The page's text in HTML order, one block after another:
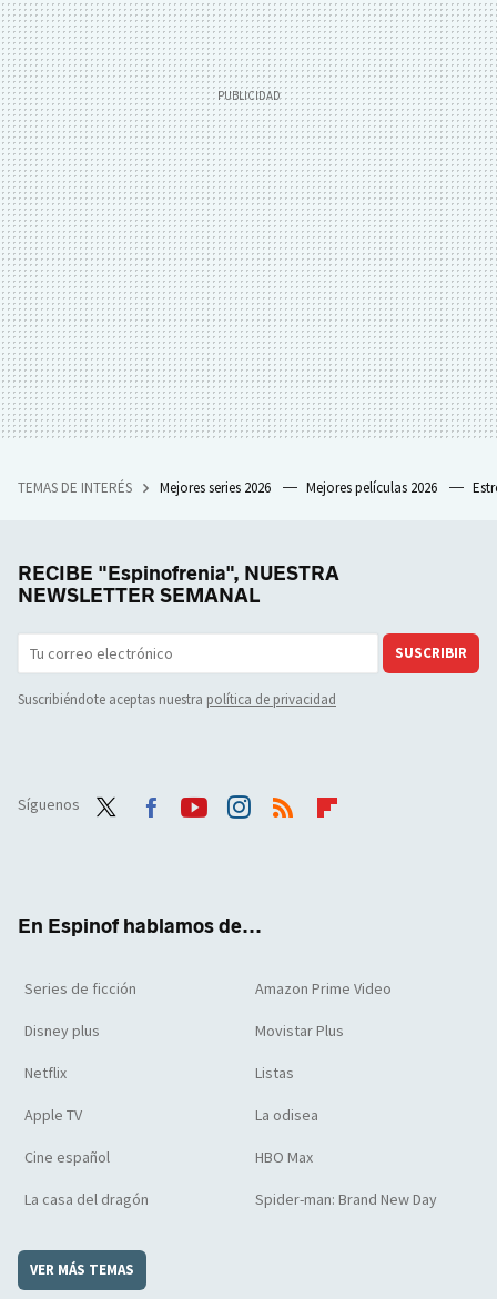
TEMAS DE INTERÉS Mejores series 2026 Mejores películas 2026
RECIBE "Espinofrenia", NUESTRA
NEWSLETTER SEMANAL
SUSCRIBIR
Suscribiéndote aceptas nuestra política de privacidad
Síguenos
En Espinof hablamos de...
Series de ficción Amazon Prime Video
Disney plus Movistar Plus
Netflix Listas
Apple TV La odisea
Cine español HBO Max
La casa del dragón Spider-man: Brand New Day
VER MÁS TEMAS